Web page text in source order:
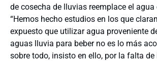
de cosecha de lluvias reemplace el agua
“Hemos hecho estudios en los que
expuesto que utilizar agua proveniente
aguas lluvia para beber no es lo más
sobre todo, insisto en ello, por la falta